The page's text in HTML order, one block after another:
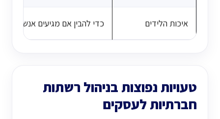
איכות הלידים כדי להבין אם מגיעים אנשים
טעויות נפוצות בניהול רשתות
חברתיות לעסקים